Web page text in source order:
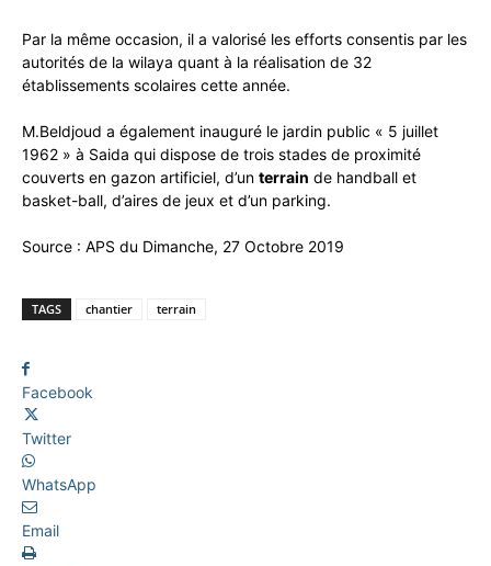
Par la même occasion, il a valorisé les efforts consentis par les
autorités de la wilaya quant à la réalisation de 32
établissements scolaires cette année.
M.Beldjoud a également inauguré le jardin public « 5 juillet
1962 » à Saida qui dispose de trois stades de proximité
couverts en gazon artificiel, d’un terrain de handball et
basket-ball, d’aires de jeux et d’un parking.
Source : APS du Dimanche, 27 Octobre 2019
TAGS chantier terrain
Facebook
Twitter
WhatsApp
Email